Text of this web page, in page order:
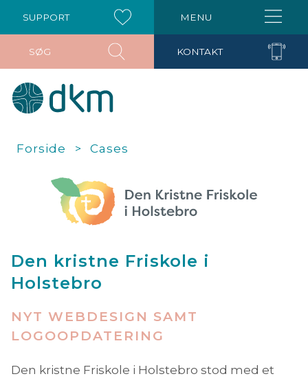
Forside Cases
Den kristne Friskole i
Holstebro
NYT WEBDESIGN SAMT
LOGOOPDATERING
Den kristne Friskole i Holstebro stod med et
MENU
SUPPORT
SØG KONTAKT